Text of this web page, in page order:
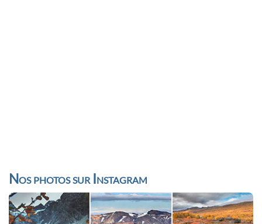
Nos photos sur Instagram